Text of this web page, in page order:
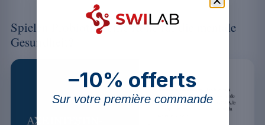
Spielen Probiotika eine Rolle für die mentale
Gesundheit?
–10% offerts
Sur votre première commande